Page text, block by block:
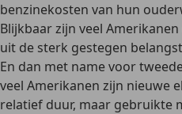
benzinekosten van hun
Blijkbaar zijn veel
uit de sterk gestegen
En dan met name voor
veel Amerikanen zijn nieuwe
relatief duur, maar gebruikte